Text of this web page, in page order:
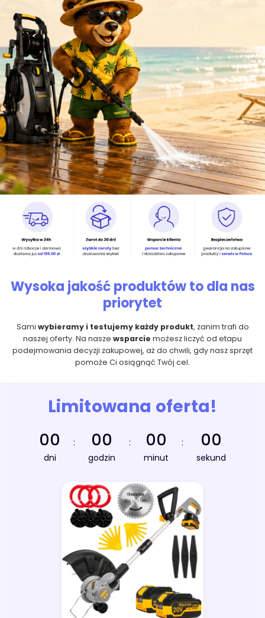
Wysoka jakość produktów to dla nas
priorytet
Sami wybieramy i testujemy każdy produkt, zanim trafi do
naszej oferty. Na nasze wsparcie możesz liczyć od etapu
podejmowania decyzji zakupowej, aż do chwili, gdy nasz sprzęt
pomoże Ci osiągnąć Twój cel.
Limitowana oferta!
00
dni
: 00
godzin
: 00
minut
: 00
sekund